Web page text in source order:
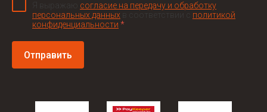
Я выражаю согласие на передачу и обработку
персональных данных в соответствии с политикой
конфиденциальности *
Отправить